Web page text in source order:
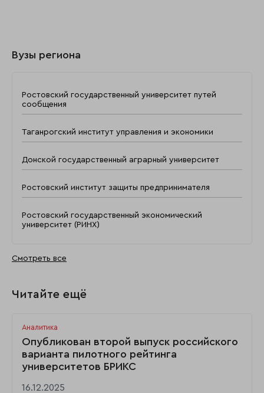
Вузы региона
Ростовский государственный университет путей
сообщения
Таганрогский институт управления и экономики
Донской государственный аграрный университет
Ростовский институт защиты предпринимателя
Ростовский государственный экономический
университет (РИНХ)
Смотреть все
Читайте ещё
Аналитика
Опубликован второй выпуск российского
варианта пилотного рейтинга
университетов БРИКС
16.12.2025